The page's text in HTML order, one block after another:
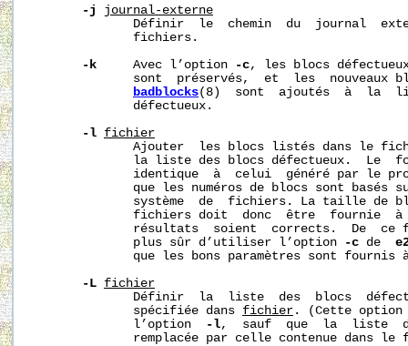
-j
journal-externe
Définir  le  chemin  du  journal
              fichiers.
-k
     Avec l’option
-c, les blocs
sont  préservés,  et  les  nouveaux
badblocks(8)  sont  ajoutés  à  la
              défectueux.
-l fichier
Ajouter  les blocs listés dans le
la liste des blocs défectueux.  Le
identique  à  celui  généré par le
que les numéros de blocs sont basés
système  de  fichiers. La taille de
fichiers doit  donc  être  fournie
résultats  soient  corrects.  De  ce
              plus sûr d’utiliser l’option
-c de
que les bons paramètres sont fournis
-L fichier
Définir  la  liste  des  blocs
              spécifiée dans
fichier . (Cette option
              l’option
-l,  sauf  que  la  liste
remplacée par celle contenue dans le